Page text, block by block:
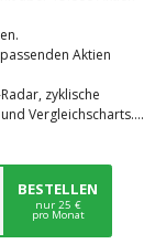
Aktien
zyklische
Vergleichscharts....
BESTELLEN
nur 25 €
pro Monat